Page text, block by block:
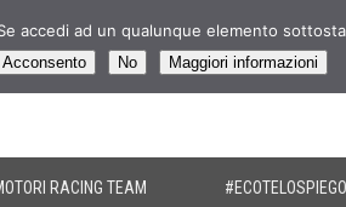
RACING TEAM #ECOTELOSPIEGO
accedi ad un qualunque elemento
Acconsento No Maggiori informazioni